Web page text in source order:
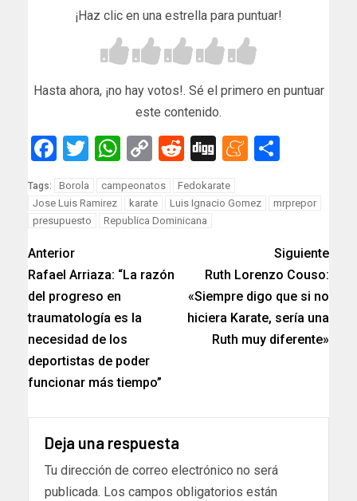
¡Haz clic en una estrella para puntuar!
Hasta ahora, ¡no hay votos!. Sé el primero en puntuar
este contenido.
Facebook
TwitterWhatsApp
Copy
Link
RedditDigg
Tags: Borola campeonatos
Fedokarate
Jose Luis Ramirez
karate Luis Ignacio Gomez
mrprepor
presupuesto
Republica Dominicana
Anterior
Rafael Arriaza: “La razón
del progreso en
traumatología es la
necesidad de los
deportistas de poder
funcionar más tiempo”
Siguiente
Ruth Lorenzo Couso:
«Siempre digo que si no
hiciera Karate, sería una
Ruth muy diferente»
Deja una respuesta
Tu dirección de correo electrónico no será
publicada. Los campos obligatorios están